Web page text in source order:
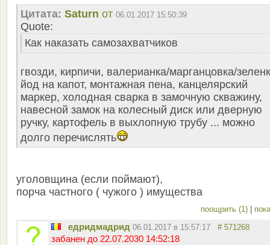
Цитата: Saturn от 06.01.2017 15:50:39
Quote:
Как наказать самозахватчиков
гвозди, кирпичи, валерианка/марганцовка/
йод на капот, монтажная пена, канцелярский
маркер, холодная сварка в замочную скважину,
навесной замок на колесный диск или дверную
ручку, картофель в выхлопную трубу ... можно
долго перечислять
уголовщина (если поймают),
порча частного ( чужого ) имущества
поощрить (1)
едридмадрид 06.01.2017 в 15:57:17 # 571268
забанен до 22.07.2030 14:52:18